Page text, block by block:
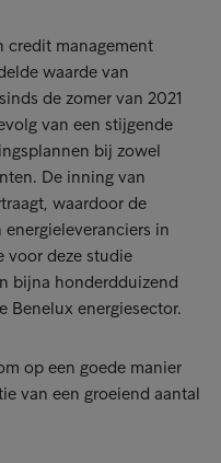
credit management
waarde van
de zomer van 2021
van een stijgende
bij zowel
De inning van
waardoor de
in
voor deze studie
bijna honderdduizend
Benelux energiesector.
op een goede manier
van een groeiend aantal